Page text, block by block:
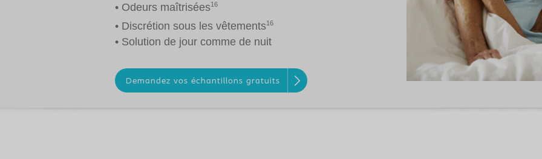
• Odeurs maîtrisées16
• Discrétion sous les vêtements16
• Solution de jour comme de nuit
Demandez vos échantillons gratuits